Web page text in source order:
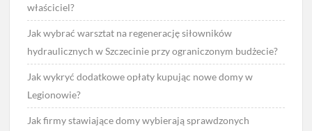
właściciel?
Jak wybrać warsztat na regenerację siłowników
hydraulicznych w Szczecinie przy ograniczonym budżecie?
Jak wykryć dodatkowe opłaty kupując nowe domy w
Legionowie?
Jak firmy stawiające domy wybierają sprawdzonych